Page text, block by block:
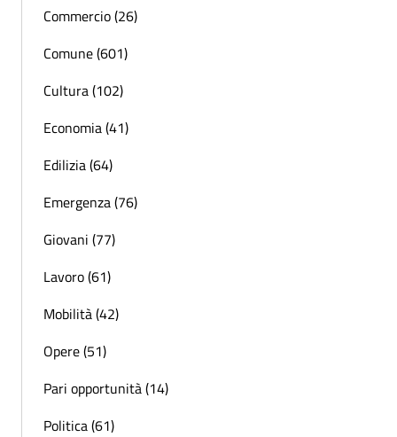
Commercio (26)
Comune (601)
Cultura (102)
Economia (41)
Edilizia (64)
Emergenza (76)
Giovani (77)
Lavoro (61)
Mobilità (42)
Opere (51)
Pari opportunità (14)
Politica (61)